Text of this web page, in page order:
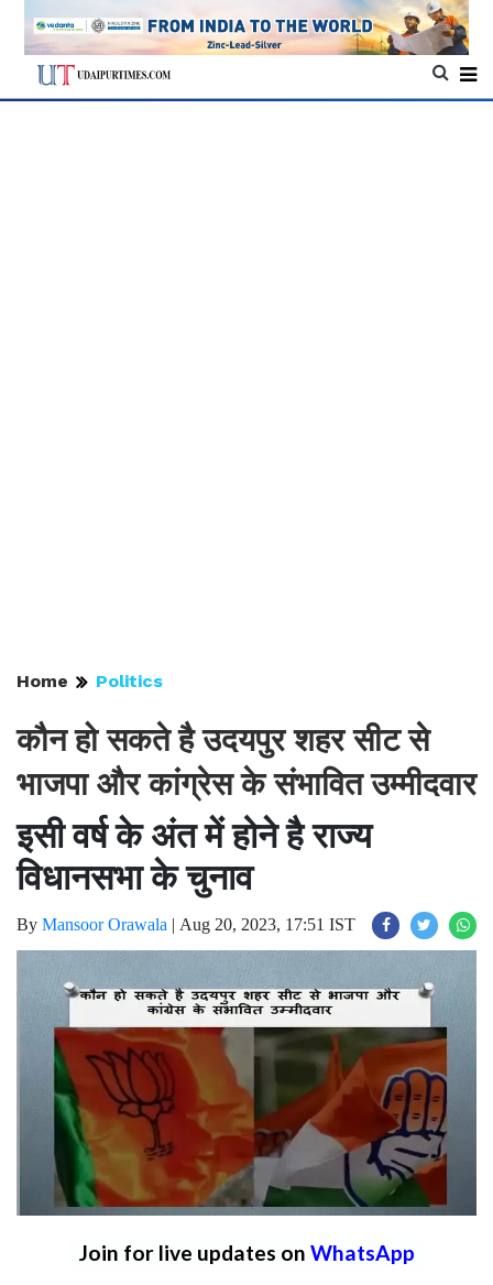
Home Politics
कौन हो सकते है उदयपुर शहर सीट से
भाजपा और कांग्रेस के संभावित उम्मीदवार
इसी वर्ष के अंत में होने है राज्य
विधानसभा के चुनाव
By Mansoor Orawala | Aug 20, 2023, 17:51 IST
Join for live updates on WhatsApp